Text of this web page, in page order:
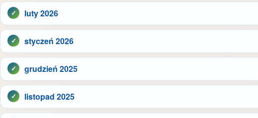
luty 2026
styczeń 2026
grudzień 2025
listopad 2025